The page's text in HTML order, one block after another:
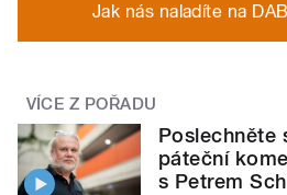
Jak nás naladíte na
VÍCE Z POŘADU
Poslechněte
páteční
s Petrem